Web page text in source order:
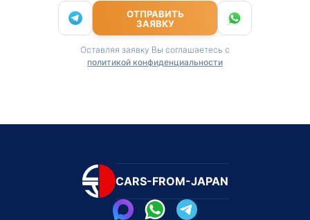
ОТПРАВИТЬ
ЗАЯВКУ
Оставляя заявку Вы соглашаетесь с
политикой конфиденциальности
CARS-FROM-JAPAN